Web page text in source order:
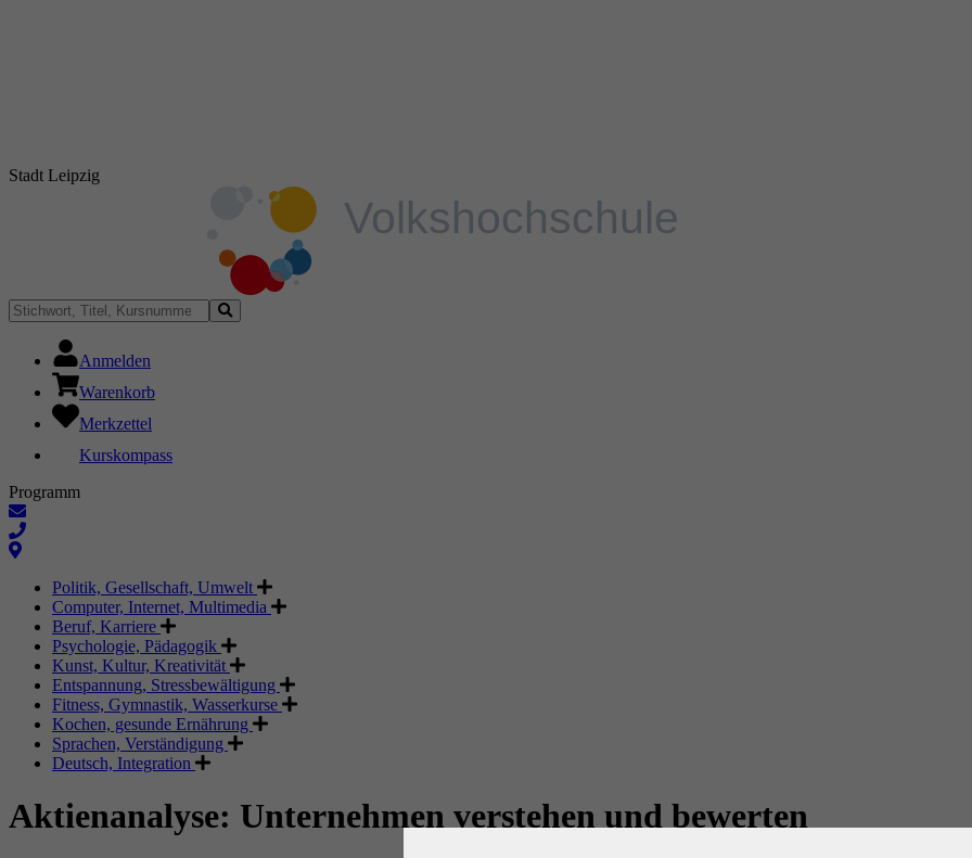
Stadt Leipzig
Anmelden
Warenkorb
Merkzettel
Kurskompass
Programm
Politik, Gesellschaft, Umwelt
Computer, Internet, Multimedia
Beruf, Karriere
Psychologie, Pädagogik
Kunst, Kultur, Kreativität
Entspannung, Stressbewältigung
Fitness, Gymnastik, Wasserkurse
Kochen, gesunde Ernährung
Sprachen, Verständigung
Deutsch, Integration
Aktienanalyse: Unternehmen verstehen und bewerten